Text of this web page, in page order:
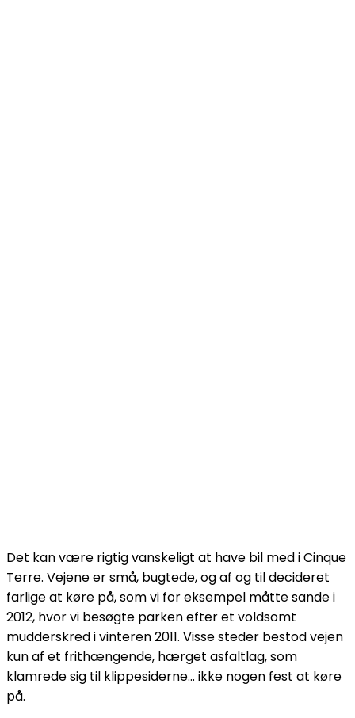
Det kan være rigtig vanskeligt at have bil med i Cinque
Terre. Vejene er små, bugtede, og af og til decideret
farlige at køre på, som vi for eksempel måtte sande i
2012, hvor vi besøgte parken efter et voldsomt
mudderskred i vinteren 2011. Visse steder bestod vejen
kun af et frithængende, hærget asfaltlag, som
klamrede sig til klippesiderne… ikke nogen fest at køre
på.